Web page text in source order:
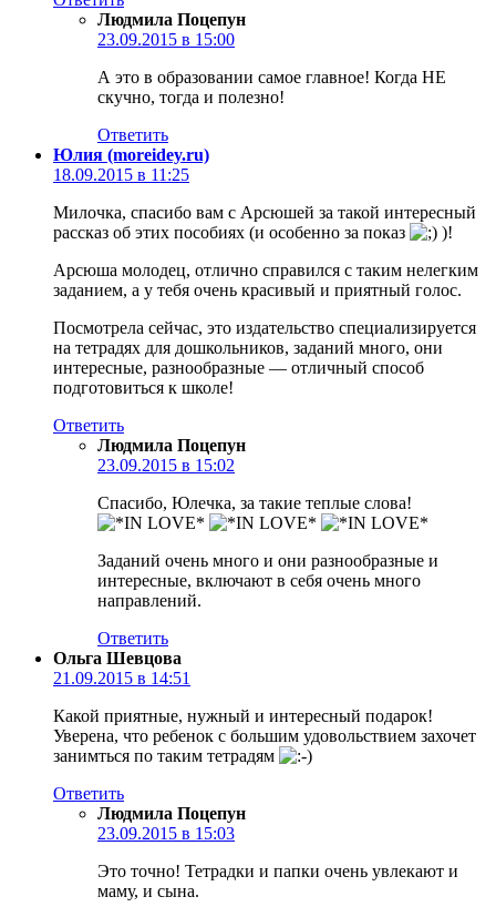
Людмила Поцепун
23.09.2015 в 15:00
А это в образовании самое главное! Когда НЕ
скучно, тогда и полезно!
Ответить
Юлия (moreidey.ru)
18.09.2015 в 11:25
Милочка, спасибо вам с Арсюшей за такой интересный
рассказ об этих пособиях (и особенно за показ
)!
Арсюша молодец, отлично справился с таким нелегким
заданием, а у тебя очень красивый и приятный голос.
Посмотрела сейчас, это издательство специализируется
на тетрадях для дошкольников, заданий много, они
интересные, разнообразные — отличный способ
подготовиться к школе!
Ответить
Людмила Поцепун
23.09.2015 в 15:02
Спасибо, Юлечка, за такие теплые слова!
Заданий очень много и они разнообразные и
интересные, включают в себя очень много
направлений.
Ответить
Ольга Шевцова
21.09.2015 в 14:51
Какой приятные, нужный и интересный подарок!
Уверена, что ребенок с большим удовольствием захочет
занимться по таким тетрадям
Ответить
Людмила Поцепун
23.09.2015 в 15:03
Это точно! Тетрадки и папки очень увлекают и
маму, и сына.